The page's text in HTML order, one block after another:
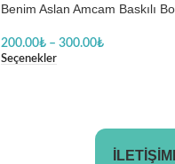
Benim Aslan Amcam Baskılı
200.00₺ – 300.00₺
Seçenekler